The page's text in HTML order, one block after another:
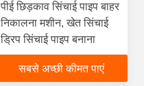
पीई छिड़काव सिंचाई पाइप बाहर
निकालना मशीन, खेत सिंचाई
ड्रिप सिंचाई पाइप बनाना
सबसे अच्छी कीमत पाएं